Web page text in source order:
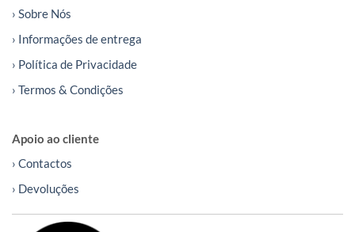
› Sobre Nós
› Informações de entrega
› Política de Privacidade
› Termos & Condições
Apoio ao cliente
› Contactos
› Devoluções